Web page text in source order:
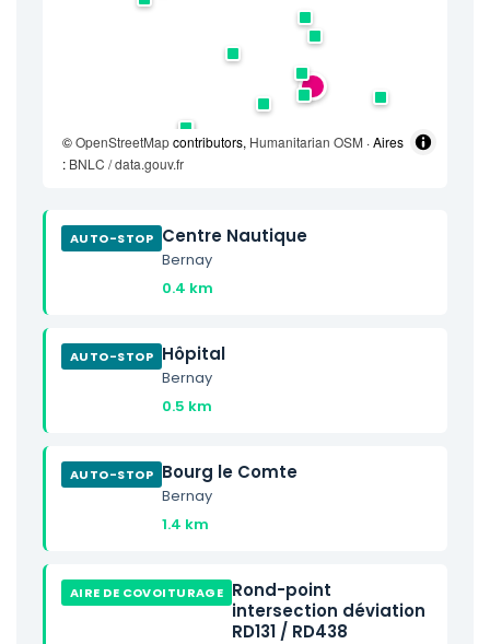
©OpenStreetMapcontributors, Humanitarian OSM · Aires
: BNLC / data.gouv.fr
AUTO-STOP Centre Nautique
Bernay
0.4 km
AUTO-STOP Hôpital
Bernay
0.5 km
AUTO-STOP Bourg le Comte
Bernay
1.4 km
AIRE DE COVOITURAGE Rond-point
intersection déviation
RD131 / RD438